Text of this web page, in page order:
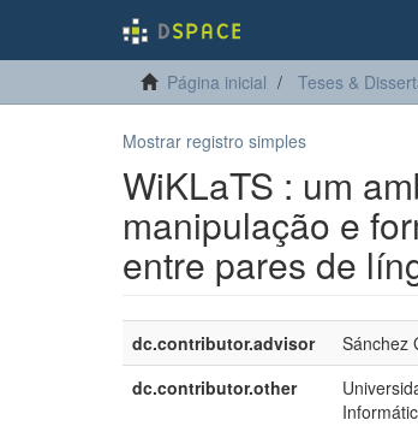
Página inicial Teses &
Mostrar registro simples
WiKLaTS : um
manipulação e
entre pares de
dc.contributor.advisor Sánchez
dc.contributor.other